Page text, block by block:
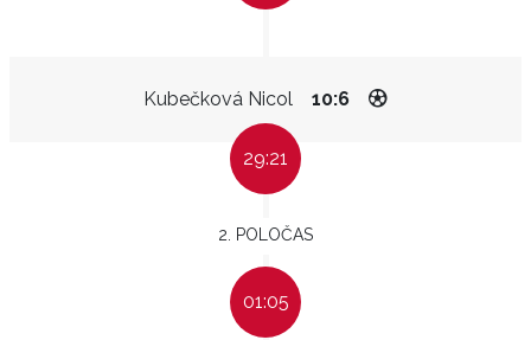
Kubečková Nicol 10:6
29:21
2. POLOČAS
01:05